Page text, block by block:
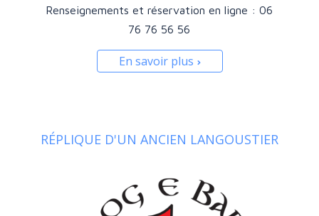
Renseignements et réservation en ligne : 06
76 76 56 56
En savoir plus
RÉPLIQUE D'UN ANCIEN LANGOUSTIER